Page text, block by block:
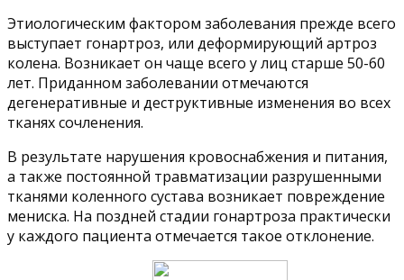
Этиологическим фактором заболевания прежде всего
выступает гонартроз, или деформирующий артроз
колена. Возникает он чаще всего у лиц старше 50-60
лет. Приданном заболевании отмечаются
дегенеративные и деструктивные изменения во всех
тканях сочленения.
В результате нарушения кровоснабжения и питания,
а также постоянной травматизации разрушенными
тканями коленного сустава возникает повреждение
мениска. На поздней стадии гонартроза практически
у каждого пациента отмечается такое отклонение.